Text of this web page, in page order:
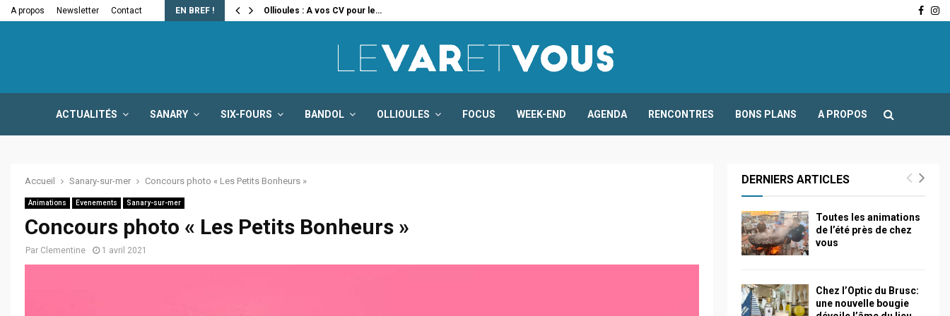
A propos Newsletter Contact EN BREF !
la fermeture… Ollioules : A vos CV pour le…
ACTUALITÉS SANARY SIX-FOURS BANDOL OLLIOULES FOCUS WEEK-END AGENDA RENCONTRES BONS PLANS A PROPOS
Accueil Sanary-sur-mer Concours photo « Les Petits Bonheurs »
Animations Evenements Sanary-sur-mer
Concours photo « Les Petits Bonheurs »
Par Clementine 1 avril 2021
DERNIERS ARTICLES
Toutes les animations
de l’été près de chez
vous
Chez l’Optic du Brusc:
une nouvelle bougie